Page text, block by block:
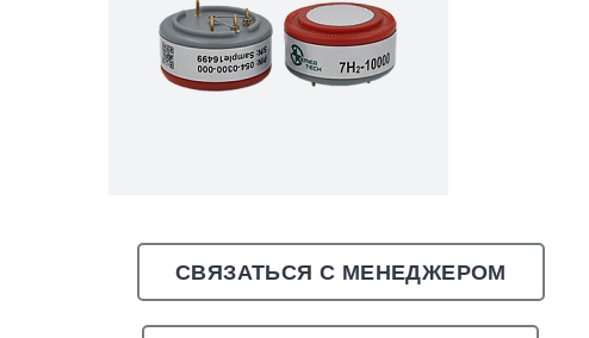
СВЯЗАТЬСЯ С МЕНЕДЖЕРОМ